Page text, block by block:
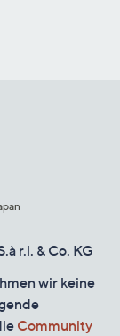
r.l. & Co. KG
wir keine
Community